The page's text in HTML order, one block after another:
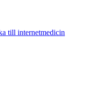
till internetmedicin